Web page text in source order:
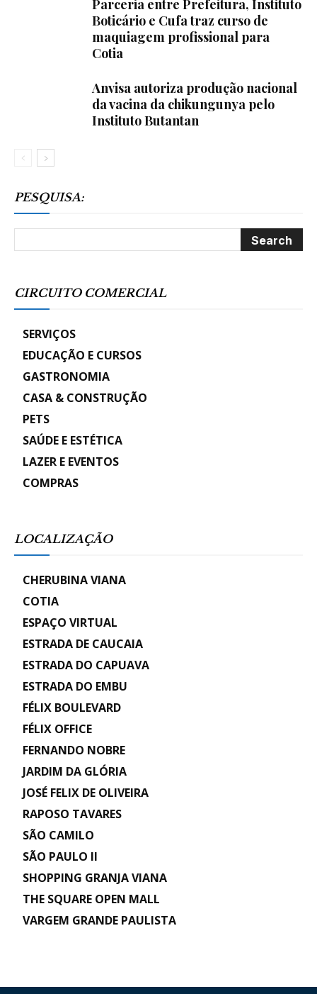
Parceria entre Prefeitura, Instituto
Boticário e Cufa traz curso de
maquiagem profissional para
Cotia
Anvisa autoriza produção nacional
da vacina da chikungunya pelo
Instituto Butantan
PESQUISA:
CIRCUITO COMERCIAL
SERVIÇOS
EDUCAÇÃO E CURSOS
GASTRONOMIA
CASA & CONSTRUÇÃO
PETS
SAÚDE E ESTÉTICA
LAZER E EVENTOS
COMPRAS
LOCALIZAÇÃO
CHERUBINA VIANA
COTIA
ESPAÇO VIRTUAL
ESTRADA DE CAUCAIA
ESTRADA DO CAPUAVA
ESTRADA DO EMBU
FÉLIX BOULEVARD
FÉLIX OFFICE
FERNANDO NOBRE
JARDIM DA GLÓRIA
JOSÉ FELIX DE OLIVEIRA
RAPOSO TAVARES
SÃO CAMILO
SÃO PAULO II
SHOPPING GRANJA VIANA
THE SQUARE OPEN MALL
VARGEM GRANDE PAULISTA